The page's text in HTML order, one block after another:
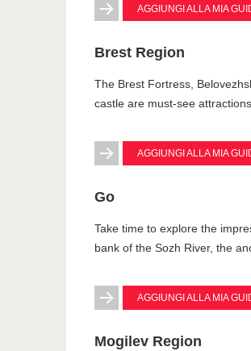
AGGIUNGI ALLA MIA
Brest Region
The Brest Fortress,
castle are must-see
AGGIUNGI ALLA MIA
Go
Take time to explore the
bank of the Sozh River, the
AGGIUNGI ALLA MIA
Mogilev Region